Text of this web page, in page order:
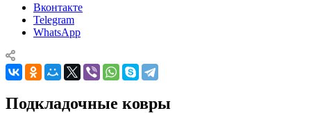
Вконтакте
Telegram
WhatsApp
Подкладочные ковры